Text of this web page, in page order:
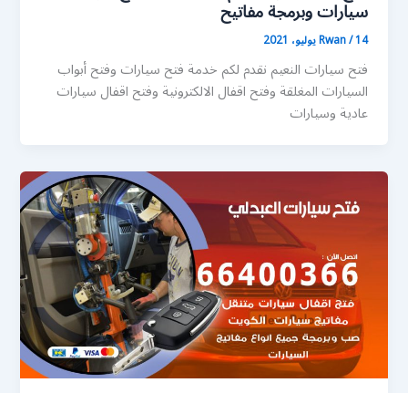
سيارات وبرمجة مفاتيح
Rwan/14 يوليو، 2021
فتح سيارات النعيم نقدم لكم خدمة فتح سيارات وفتح أبواب
السيارات المغلقة وفتح اقفال الالكترونية وفتح اقفال سيارات
عادية وسيارات